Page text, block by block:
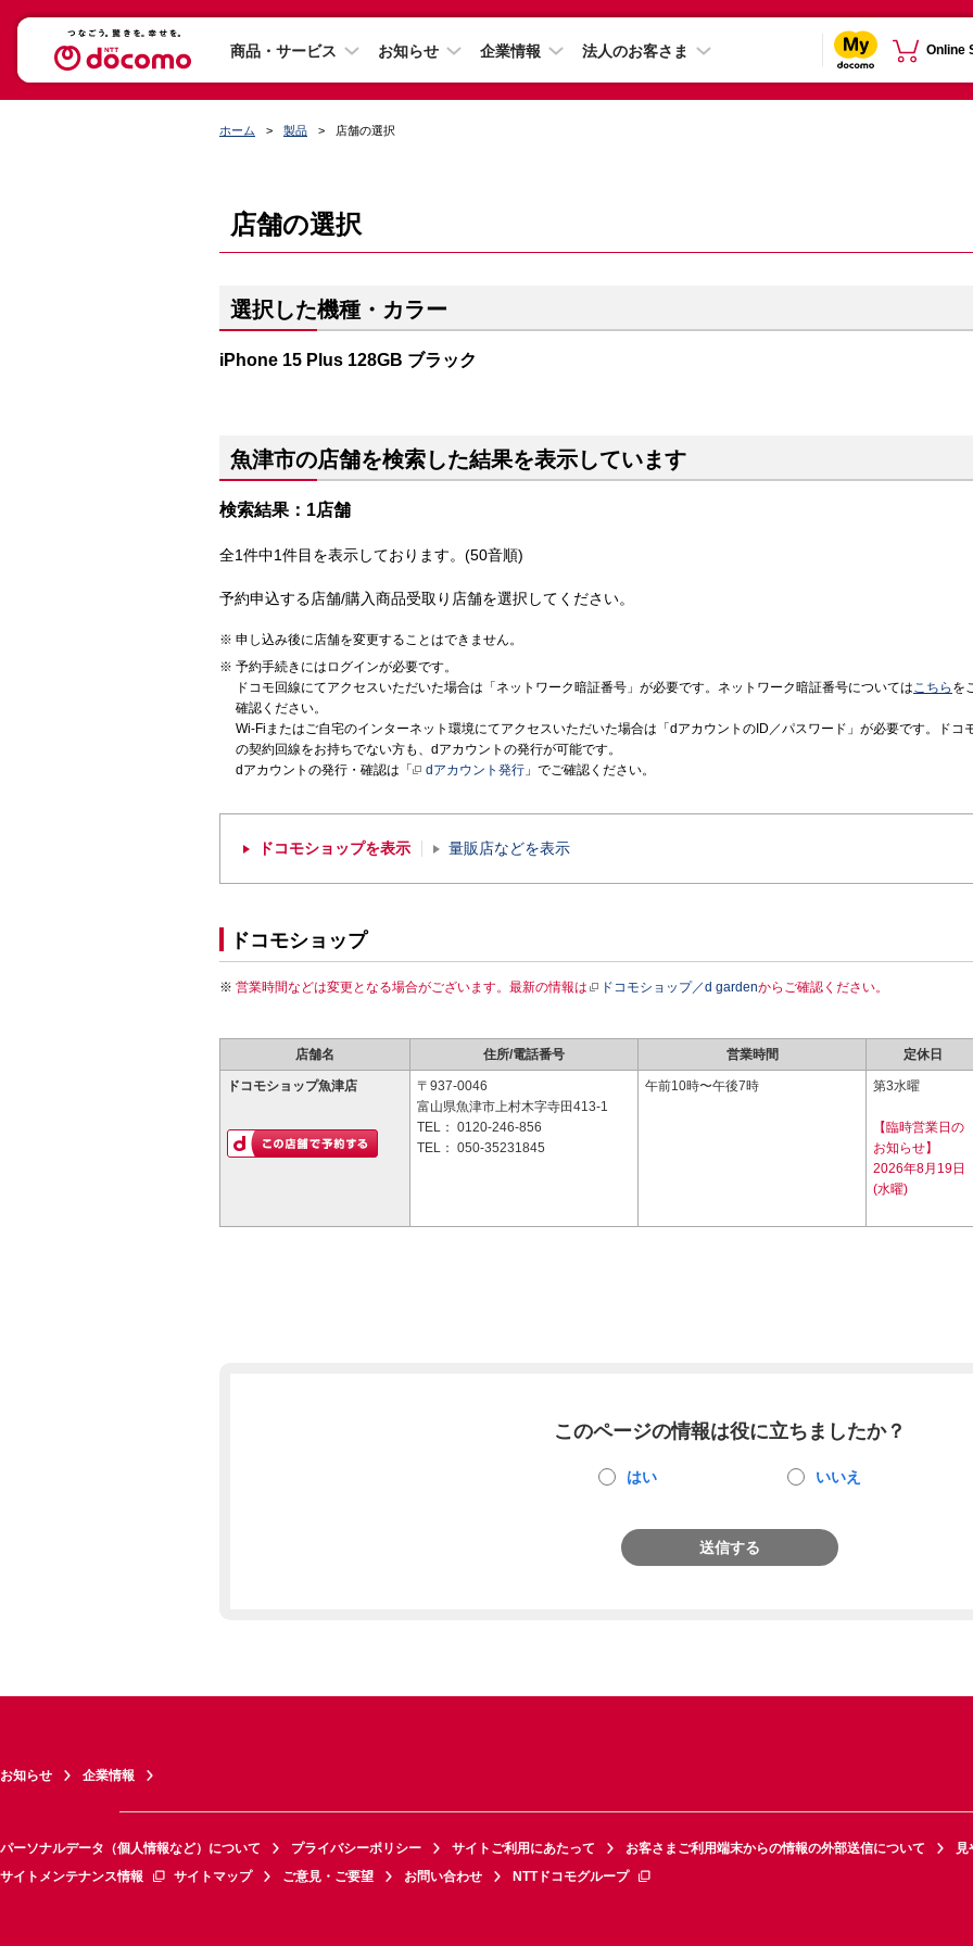
商品・サービス お知らせ 企業情報 法人のお客さま Online
ホーム 製品 店舗の選択
店舗の選択
選択した機種・カラー
iPhone 15 Plus 128GB ブラック
魚津市の店舗を検索した結果を表示しています
検索結果：1店舗
全1件中1件目を表示しております。(50音順)
予約申込する店舗/購入商品受取り店舗を選択してください。
申し込み後に店舗を変更することはできません。
予約手続きにはログインが必要です。
ドコモ回線にてアクセスいただいた場合は「ネットワーク暗証番号」が必要です。ネットワーク暗証番号についてはこちら を
確認ください。
Wi-Fiまたはご自宅のインターネット環境にてアクセスいただいた場合は「dアカウントのID／パスワード」が必要です。ドコ
の契約回線をお持ちでない方も、dアカウントの発行が可能です。
dアカウントの発行・確認は「
dアカウント発行 」でご確認ください。
ドコモショップを表示 量販店などを表示
ドコモショップ
営業時間などは変更となる場合がございます。最新の情報は ドコモショップ／d gardenからご確認ください。
店舗名 住所/電話番号 営業時間 定休日
ドコモショップ魚津店
〒937-0046
富山県魚津市上村木字寺田413-1
TEL： 0120-246-856
TEL： 050-35231845
午前10時〜午後7時 第3水曜
【臨時営業日の
お知らせ】
2026年8月19日
(水曜)
このページの情報は役に立ちましたか？
はい いいえ
送信する
お知らせ 企業情報
パーソナルデータ（個人情報など）について プライバシーポリシー サイトご利用にあたって お客さまご利用端末からの情報の外部送信について
見
サイトメンテナンス情報
サイトマップ ご意見・ご要望 お問い合わせ NTTドコモグループ